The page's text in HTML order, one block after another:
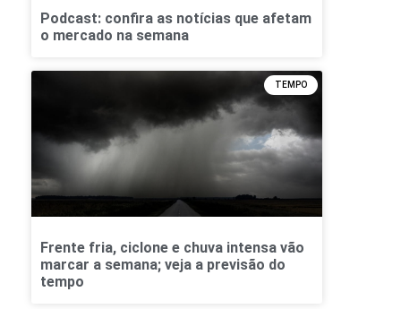
Podcast: confira as notícias que afetam
o mercado na semana
TEMPO
Frente fria, ciclone e chuva intensa vão
marcar a semana; veja a previsão do
tempo